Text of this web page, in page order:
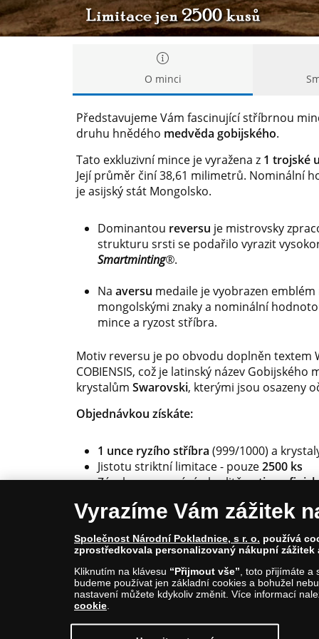
O minci
Představujeme Vám fascinující stříbrnou
druhu hnědého medvěda gobijského.
Tato exkluzivní mince je vyražena z 1 trojské
Její průměr činí 38,61 milimetrů. Nominální
je asijský stát Mongolsko.
Dominantou reversu je mistrovsky
strukturu srsti se podařilo vyrazit
Smartminting®.
Na aversu medaile je vyobrazen
mongolskými znaky a nominální
mince a ryzost stříbra.
Motiv reversu je po obvodu doplněn textem
COBIENSIS, což je latinský název
krystalům Swarovski, kterými jsou osazeny
Objednávkou získáte:
1 unce ryzího stříbra (999/1000) a
Jistotu striktní limitace - pouze2500 ks
Záruku zpracování v kvalitěantique finish
V uplynulých letech Národní Pokladnice z této
například minci křečíka Campbellova, ježka
© Copyright 2026 - Národní Pokladnice, s. r. o.;
E-mail: info@narodnipokladnice.cz,
Vyrazíme Vám zážitek
Společnost Národní Pokladnice, s r. o. používá
zprostředkovala personalizovaný nákupní zážitek
Kliknutím na klávesu “Přijmout vše” , toto přijímáte
budeme používat jen základní cookies a bohužel
nastavení můžete kdykoliv změnit. Více informací
cookie